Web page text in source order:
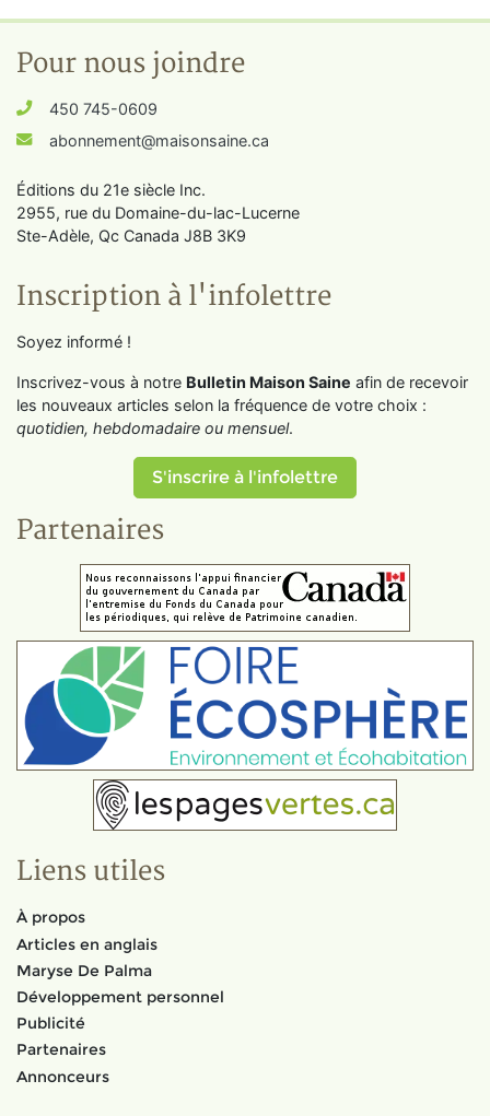
Pour nous joindre
450 745-0609
abonnement@maisonsaine.ca
Éditions du 21e siècle Inc.
2955, rue du Domaine-du-lac-Lucerne
Ste-Adèle, Qc Canada J8B 3K9
Inscription à l'infolettre
Soyez informé !
Inscrivez-vous à notre Bulletin Maison Saine afin de recevoir
les nouveaux articles selon la fréquence de votre choix :
quotidien, hebdomadaire ou mensuel.
S'inscrire à l'infolettre
Partenaires
Liens utiles
À propos
Articles en anglais
Maryse De Palma
Développement personnel
Publicité
Partenaires
Annonceurs